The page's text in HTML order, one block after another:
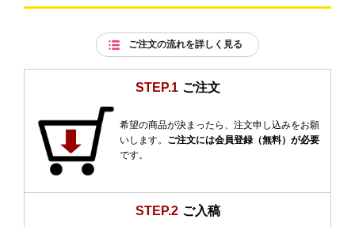
ご注文の流れを詳しく見る
STEP.1 ご注文
希望の商品が決まったら、注文申し込みをお願
いします。 ご注文には会員登録（無料）が必要
です。
STEP.2 ご入稿